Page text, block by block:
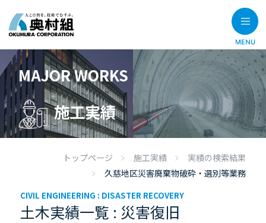
MAJOR WORKS
施工実績
トップページ 施工実績
実績の検索結果
久慈地区災害廃棄物破砕・選別等業務
CIVIL ENGINEERING : DISASTER RECOVERY
土木実績一覧 : 災害復旧